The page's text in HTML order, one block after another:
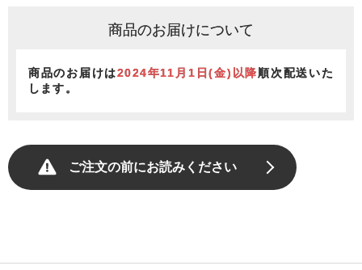
商品のお届けについて
商品のお届けは2024年11月1日(金)以降順次配送いた
します。
ご注文の前にお読みください